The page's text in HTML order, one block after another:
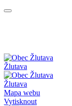
Žlutava
Žlutava
Mapa webu
Vytisknout